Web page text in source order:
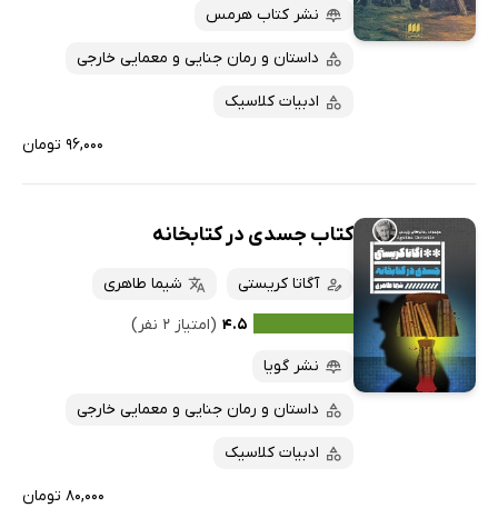
نشر کتاب هرمس
داستان و رمان جنایی و معمایی خارجی
ادبیات کلاسیک
۹۶,۰۰۰ تومان
کتاب جسدی در کتابخانه
آگاتا کریستی
شیما طاهری
۴.۵ (امتیاز ۲ نفر)
نشر گویا
داستان و رمان جنایی و معمایی خارجی
ادبیات کلاسیک
۸۰,۰۰۰ تومان